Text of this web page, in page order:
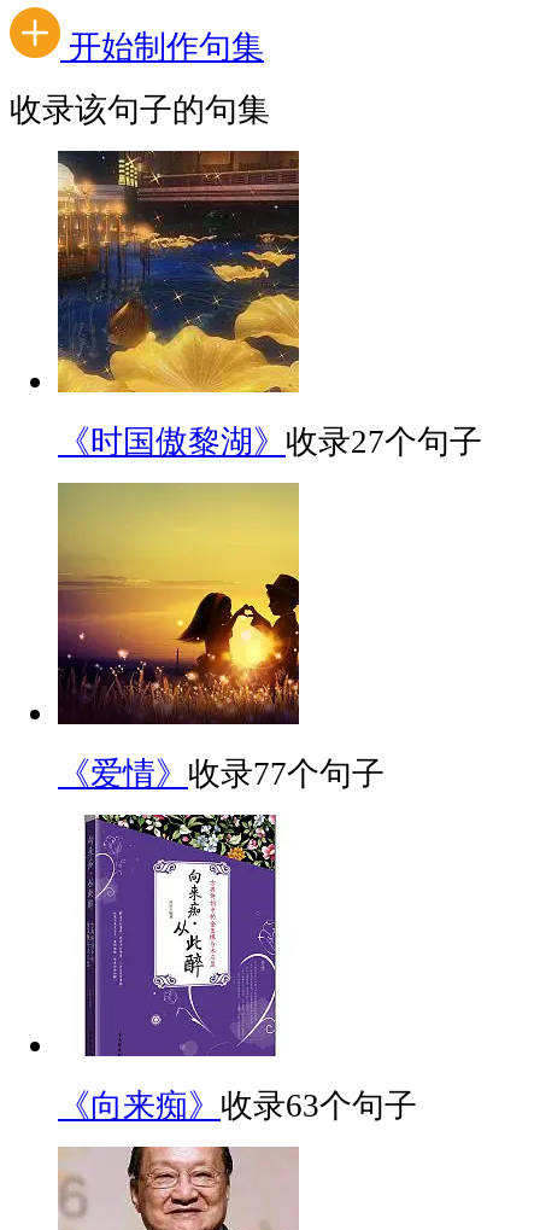
开始制作句集
收录该句子的句集
《时国傲黎湖》 收录27个句子
《爱情》 收录77个句子
《向来痴》 收录63个句子